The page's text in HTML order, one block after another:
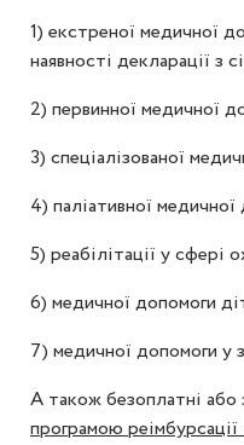
1) екстреної медичної
наявності декларації з
2) первинної медичної
3) спеціалізованої
4) паліативної
5) реабілітації у сфері
6) медичної допомоги
7) медичної допомоги у
А також безоплатні
програмою